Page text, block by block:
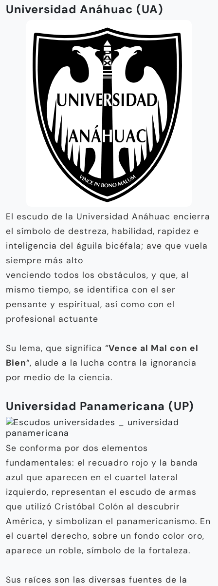
Universidad Anáhuac (UA)
El escudo de la Universidad Anáhuac encierra
el símbolo de destreza, habilidad, rapidez e
inteligencia del águila bicéfala; ave que vuela
siempre más alto
venciendo todos los obstáculos, y que, al
mismo tiempo, se identifica con el ser
pensante y espiritual, así como con el
profesional actuante
Su lema, que significa “Vence al Mal con el
Bien“, alude a la lucha contra la ignorancia
por medio de la ciencia.
Universidad Panamericana (UP)
Se conforma por dos elementos
fundamentales: el recuadro rojo y la banda
azul que aparecen en el cuartel lateral
izquierdo, representan el escudo de armas
que utilizó Cristóbal Colón al descubrir
América, y simbolizan el panamericanismo. En
el cuartel derecho, sobre un fondo color oro,
aparece un roble, símbolo de la fortaleza.
Sus raíces son las diversas fuentes de la